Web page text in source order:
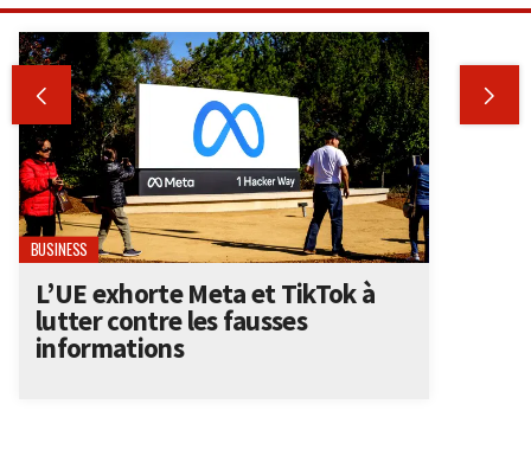
 
BUSINESS
L’UE exhorte Meta et TikTok à
lutter contre les fausses
informations